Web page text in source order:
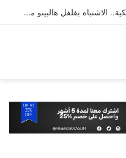
تفشي السالمونيلا في 27 ولاية أمريكية.. الاشتباه بفلفل هالبينو مستورد من المكسيك